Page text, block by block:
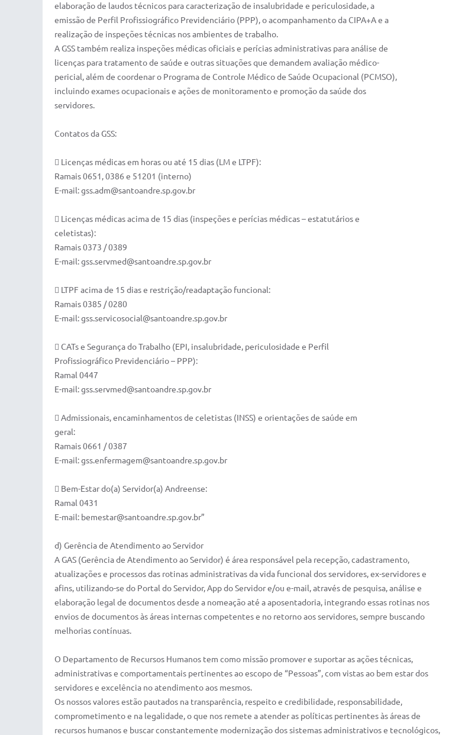
elaboração de laudos técnicos para caracterização de insalubridade e periculosidade, a
emissão de Perfil Profissiográfico Previdenciário (PPP), o acompanhamento da CIPA+A e a
realização de inspeções técnicas nos ambientes de trabalho.
A GSS também realiza inspeções médicas oficiais e perícias administrativas para análise de
licenças para tratamento de saúde e outras situações que demandem avaliação médico-
pericial, além de coordenar o Programa de Controle Médico de Saúde Ocupacional (PCMSO),
incluindo exames ocupacionais e ações de monitoramento e promoção da saúde dos
servidores.
Contatos da GSS:
 Licenças médicas em horas ou até 15 dias (LM e LTPF):
Ramais 0651, 0386 e 51201 (interno)
E-mail: gss.adm@santoandre.sp.gov.br
 Licenças médicas acima de 15 dias (inspeções e perícias médicas – estatutários e
celetistas):
Ramais 0373 / 0389
E-mail: gss.servmed@santoandre.sp.gov.br
 LTPF acima de 15 dias e restrição/readaptação funcional:
Ramais 0385 / 0280
E-mail: gss.servicosocial@santoandre.sp.gov.br
 CATs e Segurança do Trabalho (EPI, insalubridade, periculosidade e Perfil
Profissiográfico Previdenciário – PPP):
Ramal 0447
E-mail: gss.servmed@santoandre.sp.gov.br
 Admissionais, encaminhamentos de celetistas (INSS) e orientações de saúde em
geral:
Ramais 0661 / 0387
E-mail: gss.enfermagem@santoandre.sp.gov.br
 Bem-Estar do(a) Servidor(a) Andreense:
Ramal 0431
E-mail: bemestar@santoandre.sp.gov.br”
d) Gerência de Atendimento ao Servidor
A GAS (Gerência de Atendimento ao Servidor) é área responsável pela recepção, cadastramento,
atualizações e processos das rotinas administrativas da vida funcional dos servidores, ex-servidores e
afins, utilizando-se do Portal do Servidor, App do Servidor e/ou e-mail, através de pesquisa, análise e
elaboração legal de documentos desde a nomeação até a aposentadoria, integrando essas rotinas nos
envios de documentos às áreas internas competentes e no retorno aos servidores, sempre buscando
melhorias contínuas.
O Departamento de Recursos Humanos tem como missão promover e suportar as ações técnicas,
administrativas e comportamentais pertinentes ao escopo de “Pessoas”, com vistas ao bem estar dos
servidores e excelência no atendimento aos mesmos.
Os nossos valores estão pautados na transparência, respeito e credibilidade, responsabilidade,
comprometimento e na legalidade, o que nos remete a atender as políticas pertinentes às áreas de
recursos humanos e buscar constantemente modernização dos sistemas administrativos e tecnológicos,